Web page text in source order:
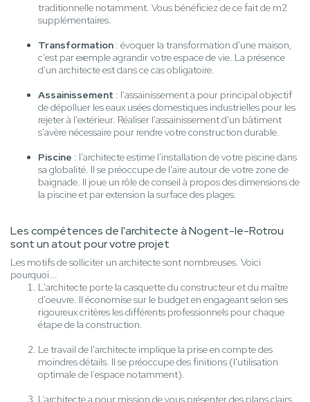
traditionnelle notamment. Vous bénéficiez de ce fait de m2
supplémentaires.
Transformation : évoquer la transformation d'une maison,
c'est par exemple agrandir votre espace de vie. La présence
d'un architecte est dans ce cas obligatoire.
Assainissement : l'assainissement a pour principal objectif
de dépolluer les eaux usées domestiques industrielles pour les
rejeter à l'extérieur. Réaliser l'assainissement d'un bâtiment
s'avère nécessaire pour rendre votre construction durable.
Piscine : l'architecte estime l'installation de votre piscine dans
sa globalité. Il se préoccupe de l'aire autour de votre zone de
baignade. Il joue un rôle de conseil à propos des dimensions de
la piscine et par extension la surface des plages.
Les compétences de l'architecte à Nogent-le-Rotrou
sont un atout pour votre projet
Les motifs de solliciter un architecte sont nombreuses. Voici
pourquoi...
L'architecte porte la casquette du constructeur et du maître
d'oeuvre. Il économise sur le budget en engageant selon ses
rigoureux critères les différents professionnels pour chaque
étape de la construction.
Le travail de l'architecte implique la prise en compte des
moindres détails. Il se préoccupe des finitions (l'utilisation
optimale de l’espace notamment).
L’architecte a pour mission de vous présenter des plans clairs